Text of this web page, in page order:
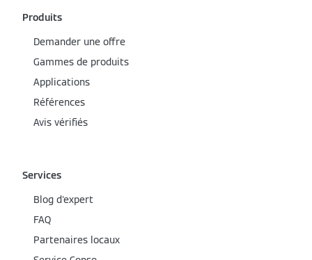
Produits
Demander une offre
Gammes de produits
Applications
Références
Avis vérifiés
Services
Blog d'expert
FAQ
Partenaires locaux